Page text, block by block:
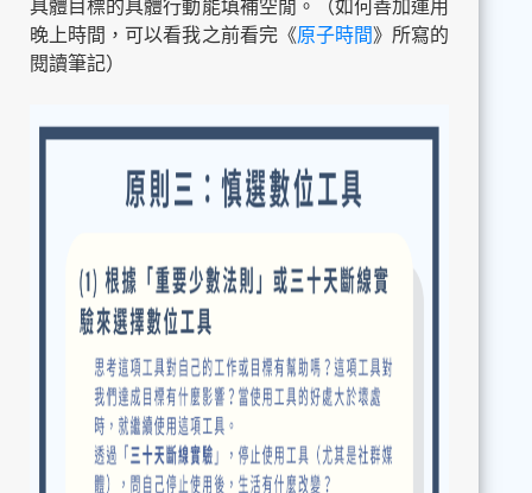
具體目標的具體行動能填補空閒。（如何善加運用
晚上時間，可以看我之前看完《原子時間》所寫的
閱讀筆記）